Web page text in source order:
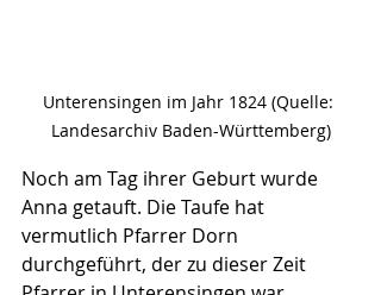
Unterensingen im Jahr 1824 (Quelle:
Landesarchiv Baden-Württemberg)
Noch am Tag ihrer Geburt wurde
Anna getauft. Die Taufe hat
vermutlich Pfarrer Dorn
durchgeführt, der zu dieser Zeit